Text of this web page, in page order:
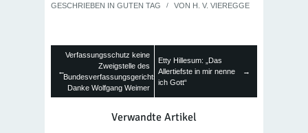
GESCHRIEBEN IN GUTEN TAG / VON H. V. VIEREGGE
←
Verfassungsschutz keine
Zweigstelle des
Bundesverfassungsgerichts.
Danke Wolfgang Weimer
Etty Hillesum: „Das
Allertiefste in mir nenne
ich Gott“
→
Verwandte Artikel